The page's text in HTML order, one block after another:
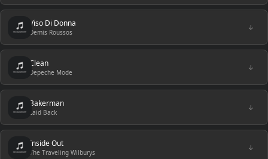
Viso Di Donna
Demis Roussos
↓
Clean
Depeche Mode
↓
Bakerman
Laid Back
↓
Inside Out
The Traveling Wilburys
↓